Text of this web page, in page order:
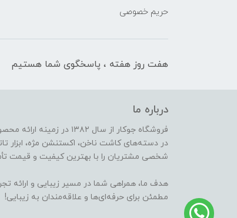
حریم خصوصی
هفت روز هفته ، پاسخگوی شما هستیم
درباره ما
فروشگاه جوکار از سال
در دسته‌های کاشت ناخن، اکستنشن مژه، ابزار
شخصی مشتریان را با بهترین کیفیت و قیمت
هدف ما، همراهی شما در مسیر زیبایی و ارائه
مطمئن برای حرفه‌ای‌ها و علاقه‌مندان به زیبایی!